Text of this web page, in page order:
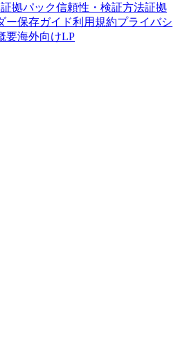
証拠パック信頼性・検証方法証拠
ー保存ガイド利用規約プライバシ
要海外向けLP